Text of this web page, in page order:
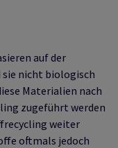
auf der
sie nicht biologisch
Materialien nach
zugeführt werden
weiter
oftmals jedoch